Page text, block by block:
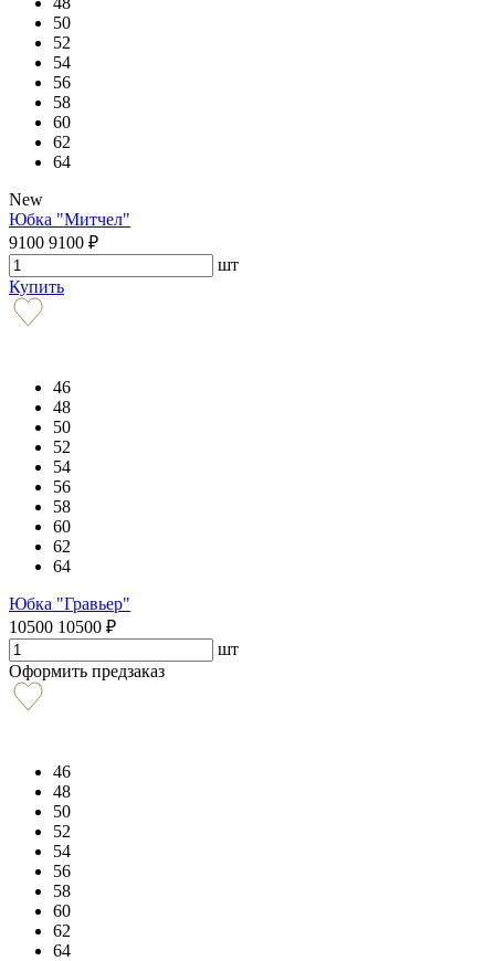
50
52
54
56
58
60
62
64
New
Юбка "Митчел"
9100 9100 ₽
шт
Купить
46
48
50
52
54
56
58
60
62
64
Юбка "Гравьер"
10500 10500 ₽
шт
Оформить предзаказ
46
48
50
52
54
56
58
60
62
64